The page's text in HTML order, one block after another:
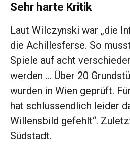
Sehr harte Kritik
Laut Wilczynski war „die
die Achillesferse. So
Spiele auf acht
werden … Über 20
wurden in Wien geprüft.
hat schlussendlich leider
Willensbild gefehlt“.
Südstadt.